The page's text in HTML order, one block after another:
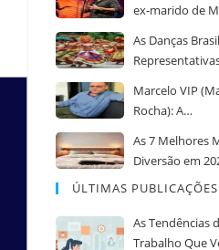
ex-marido de
As Danças
Marcelo VIP
Rocha): A…
As 7 Melhores
Diversão em
ÚLTIMAS PUBLICAÇÕES
As Tendências
Trabalho Que